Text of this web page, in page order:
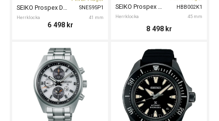
SNE595P1
Herrklocka 41 mm
6 498 kr
HBB002K1
Herrklocka 45 mm
SEIKO Prospex Automatic Divers 45mm PADI Limited E
8 498 kr